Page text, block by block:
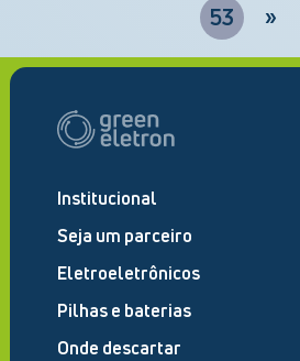
53
»
Institucional
Seja um parceiro
Eletroeletrônicos
Pilhas e baterias
Onde descartar